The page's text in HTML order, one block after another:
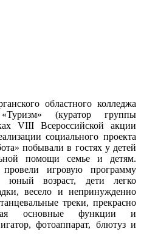
областного колледжа
(куратор группы
VIII Всероссийской акции
социального проекта
побывали в гостях у детей
помощи семье и детям.
игровую программу
юный возраст, дети легко
весело и непринужденно
треки, прекрасно
основные функции и
фотоаппарат, блютуз и